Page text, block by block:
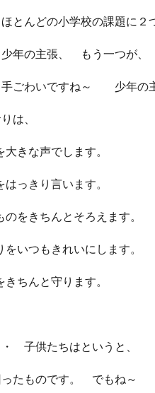
とんどの小学校の課題に２
年の主張、 もう一つが、
ごわいですね～ 少年の主
は、
な声でします。
きり言います。
きちんとそろえます。
つもきれいにします。
んと守ります。
・ 子供たちはというと、
ったものです。 でもね～